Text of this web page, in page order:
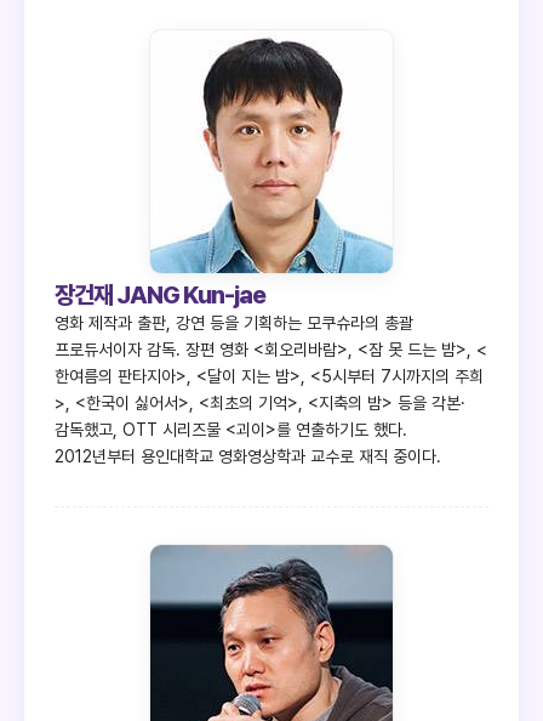
장건재 JANG Kun-jae
영화 제작과 출판, 강연 등을 기획하는 모쿠슈라의 총괄
프로듀서이자 감독. 장편 영화 <회오리바람>, <잠 못 드는 밤>, <
한여름의 판타지아>, <달이 지는 밤>, <5시부터 7시까지의 주희
>, <한국이 싫어서>, <최초의 기억>, <지축의 밤> 등을 각본·
감독했고, OTT 시리즈물 <괴이>를 연출하기도 했다.
2012년부터 용인대학교 영화영상학과 교수로 재직 중이다.